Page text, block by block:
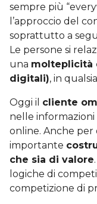
sempre più
l’approccio del
soprattutto a
Le persone si
una molteplicità
digitali), in
Oggi il cliente
nelle
online. Anche per
importante
che sia di valore
logiche di
competizione di